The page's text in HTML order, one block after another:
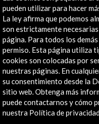
Visita virtual contenido
retablo de las
Esta visita acerca el personaje
se conmemoran el IV centenario
Quijote en 2015 y de la muerte
lenguaje que ha atravesado
más destacados dibujantes e
Miguelanxo Prado, son los
gráficos y narrativos diferentes,
ilustración, entre El retablo de las
pueden utilizar para hacer
La ley afirma que podemos
son estrictamente
página. Para todos los
permiso. Esta página utiliza
cookies son colocadas por
nuestras páginas. En
su consentimiento desde la
sitio web. Obtenga más
puede contactarnos y cómo
nuestra Política de